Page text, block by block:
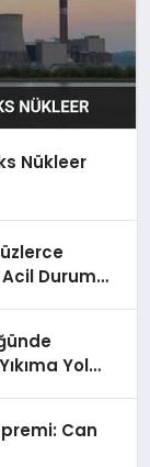
Nükleer
Acil Durum
Yol
Can